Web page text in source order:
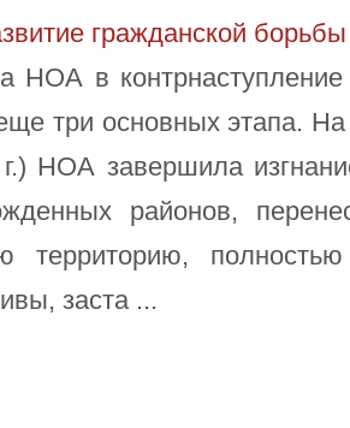
гражданской борьбы
НОА в контрнаступление
три основных этапа.
НОА завершила
районов,
территорию,
заста ...